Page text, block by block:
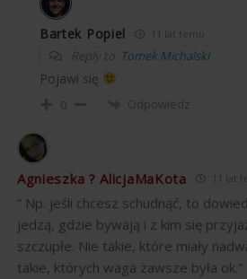
Bartek Popiel 11 lat temu
Reply to Tomek Michalski
Pojawi się
0 Odpowiedz
Agnieszka ? AlicjaMaKota 11 lat
” Np. jeśli chcesz schudnąć, to
jedzą, gdzie bywają i z kim się
szczupłe. Nie takie, które miały
takie, których waga zawsze była ok.”